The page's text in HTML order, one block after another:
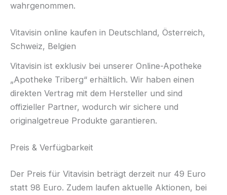
wahrgenommen.
Vitavisin online kaufen in Deutschland, Österreich,
Schweiz, Belgien
Vitavisin ist exklusiv bei unserer Online-Apotheke
„Apotheke Triberg“ erhältlich. Wir haben einen
direkten Vertrag mit dem Hersteller und sind
offizieller Partner, wodurch wir sichere und
originalgetreue Produkte garantieren.
Preis & Verfügbarkeit
Der Preis für Vitavisin beträgt derzeit nur 49 Euro
statt 98 Euro. Zudem laufen aktuelle Aktionen, bei